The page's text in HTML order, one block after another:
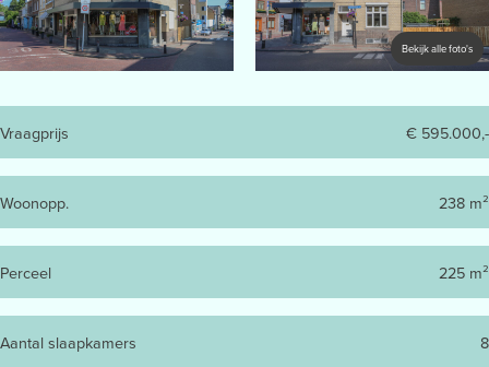
Bekijk alle foto's
Vraagprijs € 595.000,-
Woonopp. 238 m²
Perceel 225 m²
Aantal slaapkamers 8